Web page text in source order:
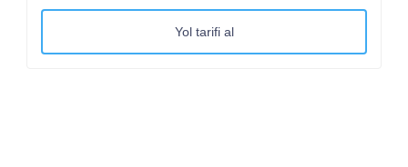
Yol tarifi al